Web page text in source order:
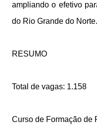
ampliando o efetivo
do Rio Grande do Norte.
RESUMO
Total de vagas: 1.158
Curso de Formação de